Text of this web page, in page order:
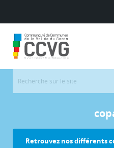
Retrouvez nos différents